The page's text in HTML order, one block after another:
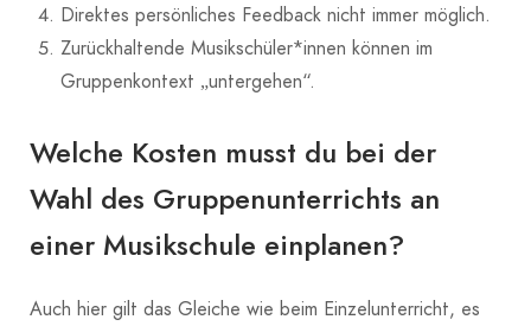
Direktes persönliches Feedback nicht immer möglich.
Zurückhaltende Musikschüler*innen können im
Gruppenkontext „untergehen“.
Welche Kosten musst du bei der
Wahl des Gruppenunterrichts an
einer Musikschule einplanen?
Auch hier gilt das Gleiche wie beim Einzelunterricht, es